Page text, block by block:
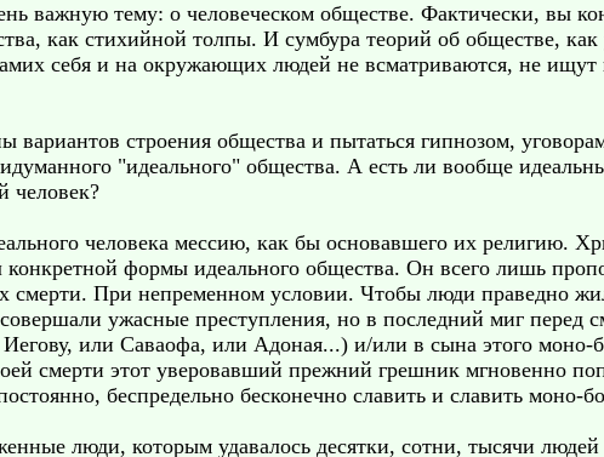
важную тему: о человеческом обществе. Фактически, вы
как стихийной толпы. И сумбура теорий об обществе,
себя и на окружающих людей не всматриваются, не ищут
строения общества и пытаться гипнозом,
"идеального" общества. А есть ли вообще
человек?
человека мессию, как бы основавшего их религию.
конкретной формы идеального общества. Он всего лишь
смерти. При непременном условии. Чтобы люди праведно
ужасные преступления, но в последний миг перед
или Саваофа, или Адоная...) и/или в сына этого моно-
смерти этот уверовавший прежний грешник мгновенно
беспредельно бесконечно славить и славить моно-
люди, которым удавалось десятки, сотни, тысячи